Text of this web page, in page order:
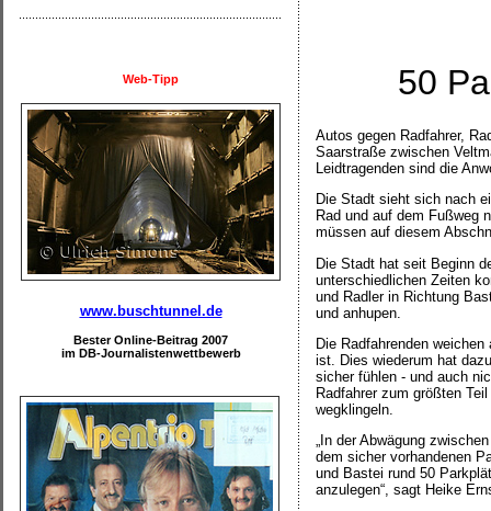
Web-Tipp
www.buschtunnel.de
Bester Online-Beitrag 2007
im DB-Journalistenwettbewerb
50
Autos gegen Radfahrer,
Saarstraße zwischen
Leidtragenden sind die
Die Stadt sieht sich nach
Rad und auf dem Fußweg
müssen auf diesem
Die Stadt hat seit Beginn
unterschiedlichen Zeiten
und Radler in Richtung
und anhupen.
Die Radfahrenden
ist. Dies wiederum hat
sicher fühlen - und auch
Radfahrer zum größten
wegklingeln.
„In der Abwägung
dem sicher vorhandenen
und Bastei rund 50
anzulegen“, sagt Heike